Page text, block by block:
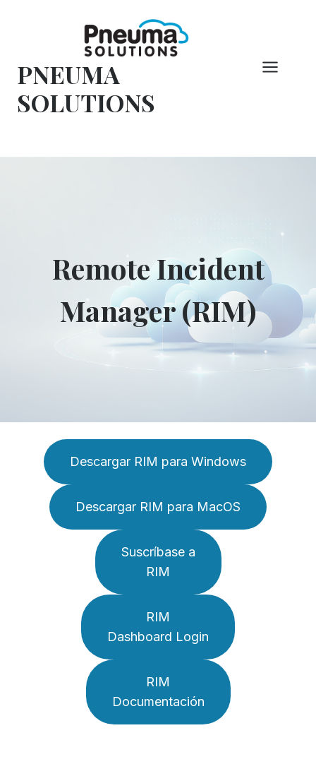
PNEUMA
SOLUTIONS
Remote Incident
Manager (RIM)
Descargar RIM para Windows
Descargar RIM para MacOS
Suscríbase a
RIM
RIM
Dashboard Login
RIM
Documentación